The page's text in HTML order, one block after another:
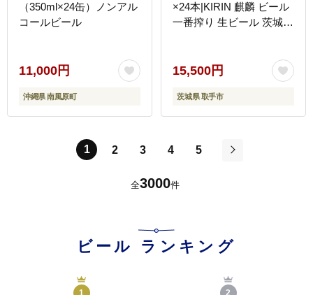
（350ml×24缶）ノンアル
コールビール
11,000円
沖縄県 南風原町
×24本|KIRIN 麒麟 ビール
一番搾り 生ビール 茨城県
15,500円
茨城県 取手市
1 2 3 4
5
全3000件
ビール ランキング
1 2